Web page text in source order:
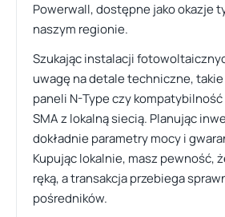
Powerwall, dostępne jako okazje
naszym regionie.
Szukając instalacji
uwagę na detale techniczne,
paneli N-Type czy
SMA z lokalną siecią. Planując
dokładnie parametry mocy i
Kupując lokalnie, masz pewność,
ręką, a transakcja przebiega
pośredników.